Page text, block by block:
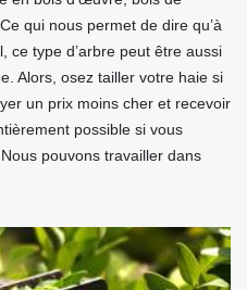
qui nous permet de dire qu’à
ce type d’arbre peut être aussi
Alors, osez tailler votre haie si
un prix moins cher et recevoir
possible si vous
pouvons travailler dans